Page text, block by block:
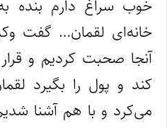
خوب سراغ دارم بنده
خانه‌ای لقمان… گفت
آنجا صحبت کردیم و
کند و پول را بگیرد
می‌کرد و با هم آشنا